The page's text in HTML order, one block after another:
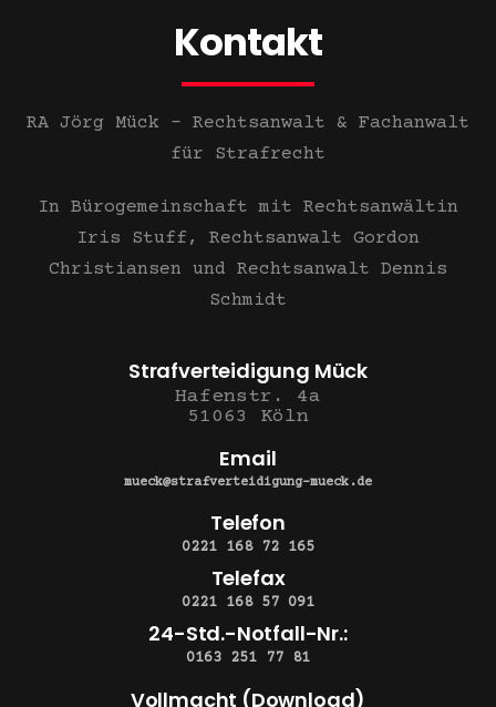
Kontakt
RA Jörg Mück – Rechtsanwalt & Fachanwalt
für Strafrecht
In Bürogemeinschaft mit Rechtsanwältin
Iris Stuff, Rechtsanwalt Gordon
Christiansen und Rechtsanwalt Dennis
Schmidt
Strafverteidigung Mück
Hafenstr. 4a
51063 Köln
Email
mueck@strafverteidigung-mueck.de
Telefon
0221 168 72 165
Telefax
0221 168 57 091
24-Std.-Notfall-Nr.:
0163 251 77 81
Vollmacht (Download)